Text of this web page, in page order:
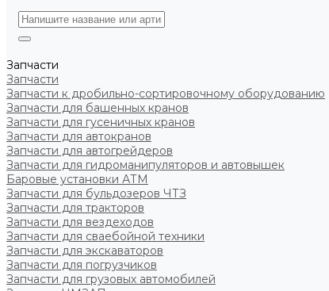
Запчасти
Запчасти
Запчасти к дробильно-сортировочному оборудованию
Запчасти для башенных кранов
Запчасти для гусеничных кранов
Запчасти для автокранов
Запчасти для автогрейдеров
Запчасти для гидроманипуляторов и автовышек
Баровые установки АТМ
Запчасти для бульдозеров ЧТЗ
Запчасти для тракторов
Запчасти для вездеходов
Запчасти для сваебойной техники
Запчасти для экскаваторов
Запчасти для погрузчиков
Запчасти для грузовых автомобилей